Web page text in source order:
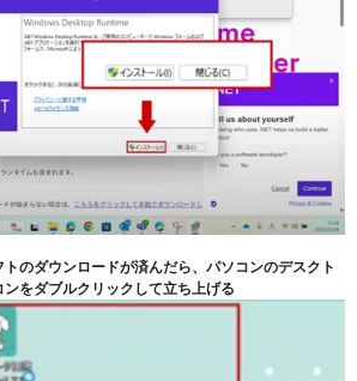
のダウンロードが済んだら、パソコンのデスクト
をダブルクリックして立ち上げる